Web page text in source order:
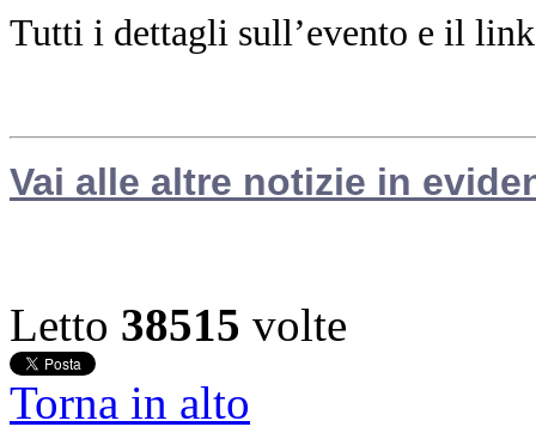
Tutti i dettagli sull’evento e il
Vai alle altre notizie in
Letto 38515 volte
Torna in alto